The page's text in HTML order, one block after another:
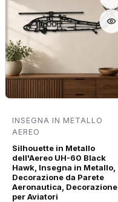
INSEGNA IN METALLO
AEREO
Silhouette in Metallo
dell'Aereo UH-60 Black
Hawk, Insegna in Metallo,
Decorazione da Parete
Aeronautica, Decorazione
per Aviatori